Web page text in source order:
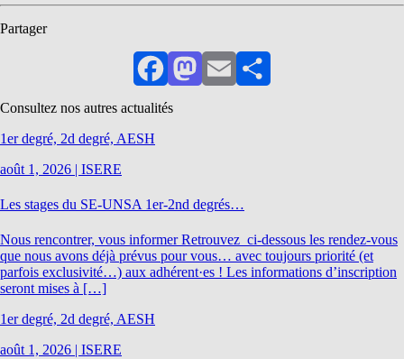
Partager
FacebookMastodon
EmailPartager
Consultez nos autres actualités
1er degré, 2d degré, AESH
août 1, 2026 | ISERE
Les stages du SE-UNSA 1er-2nd degrés…
Nous rencontrer, vous informer Retrouvez ci-dessous les rendez-vous
que nous avons déjà prévus pour vous… avec toujours priorité (et
parfois exclusivité…) aux adhérent·es ! Les informations d’inscription
seront mises à […]
1er degré, 2d degré, AESH
août 1, 2026 | ISERE